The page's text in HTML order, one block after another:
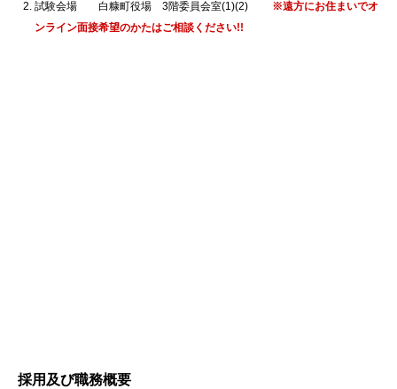
試験会場 白糠町役場 3階委員会室(1)(2) ※遠方にお住まいでオ
ンライン面接希望のかたはご相談ください!!
ッ
採用及び職務概要